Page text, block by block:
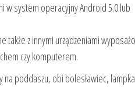
w system operacyjny Android 5.0 lub
także z innymi urządzeniami
czy komputerem.
poddaszu, obi bolesławiec,